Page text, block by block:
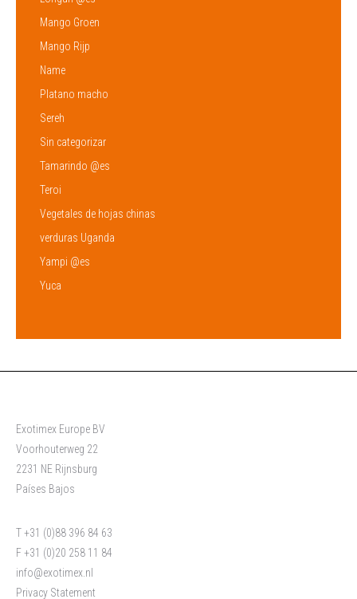
Mango Groen
Mango Rijp
Name
Platano macho
Sereh
Sin categorizar
Tamarindo @es
Teroi
Vegetales de hojas chinas
verduras Uganda
Yampi @es
Yuca
Exotimex Europe BV
Voorhouterweg 22
2231 NE Rijnsburg
Países Bajos
T +31 (0)88 396 84 63
F +31 (0)20 258 11 84
info@exotimex.nl
Privacy Statement